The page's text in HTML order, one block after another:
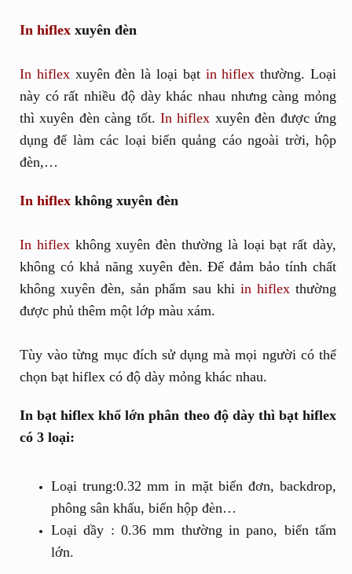
In hiflex xuyên đèn
In hiflexxuyên đèn là loại bạt in hiflex thường. Loại
này có rất nhiều độ dày khác nhau nhưng càng mỏng
thì xuyên đèn càng tốt. In hiflex xuyên đèn được ứng
dụng để làm các loại biển quảng cáo ngoài trời, hộp
đèn,…
In hiflex không xuyên đèn
In hiflexkhông xuyên đèn thường là loại bạt rất dày,
không có khả năng xuyên đèn. Để đảm bảo tính chất
không xuyên đèn, sản phẩm sau khi in hiflexthường
được phủ thêm một lớp màu xám.
Tùy vào từng mục đích sử dụng mà mọi người có thể
chọn bạt hiflex có độ dày mỏng khác nhau.
In bạt hiflex khổ lớn phân theo độ dày thì bạt hiflex
có 3 loại:
Loại trung:0.32 mm in mặt biển đơn, backdrop,
phông sân khấu, biển hộp đèn…
Loại dầy : 0.36 mm thường in pano, biển tấm
lớn.